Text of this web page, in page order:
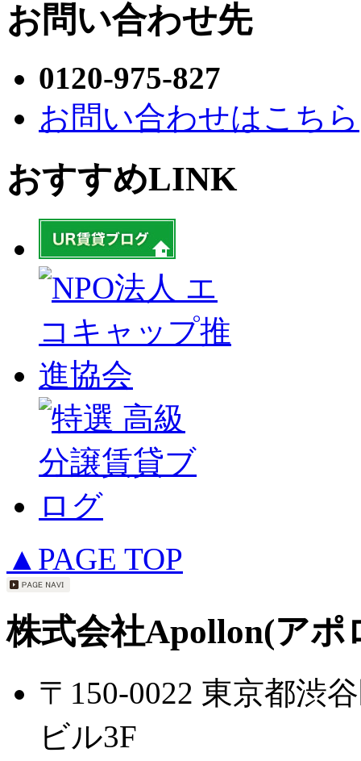
お問い合わせ先
0120-975-827
お問い合わせはこちら
おすすめLINK
▲PAGE TOP
株式会社Apollon(アポ
〒150-0022 東京都渋
ビル3F